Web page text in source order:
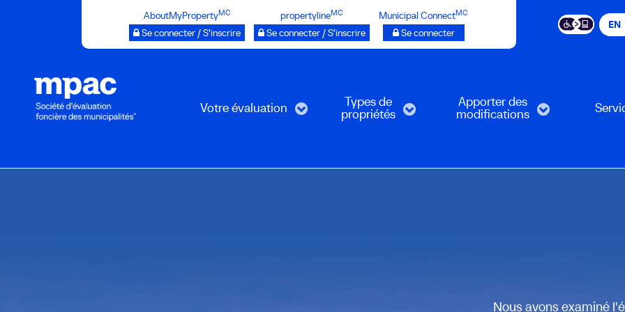
AboutMyPropertyMC
Se connecter / S’inscrire
propertylineMC
Se connecter / S’inscrire
Municipal ConnectMC
Se connecter
EN
Votre évaluation Types de
propriétés
Apporter des
modifications